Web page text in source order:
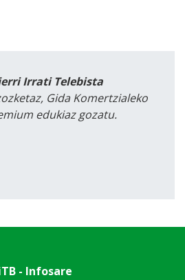
Irrati Telebista
Gida Komertzialeko
edukiaz gozatu.
- Infosare